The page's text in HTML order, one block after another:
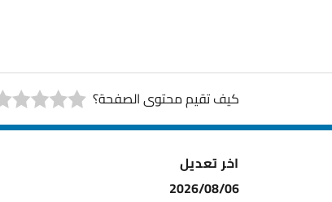
كيف تقيم محتوى الصفحة؟
اخر تعديل
2026/08/06